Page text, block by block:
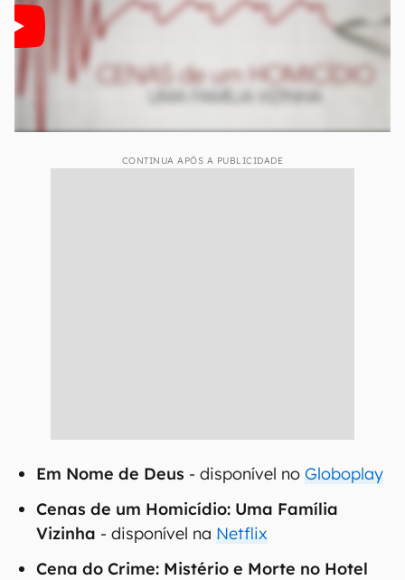
CONTINUA APÓS A PUBLICIDADE
Em Nome de Deus - disponível no Globoplay
Cenas de um Homicídio: Uma Família
Vizinha - disponível na Netflix
Cena do Crime: Mistério e Morte no Hotel